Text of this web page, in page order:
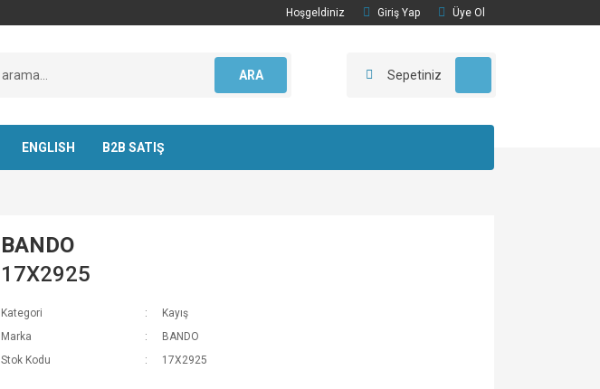
Hoşgeldiniz Giriş Yap Üye Ol
ARA Sepetiniz
ENGLISH B2B SATIŞ
BANDO
17X2925
Kategori
Kayış
Marka
BANDO
Stok Kodu
17X2925